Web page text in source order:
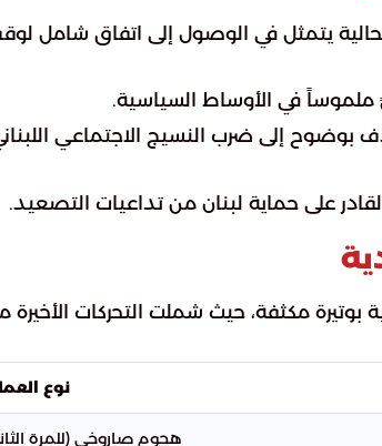
يتمثل في الوصول إلى اتفاق شامل
ملموساً في الأوساط السياسية.
بوضوح إلى ضرب النسيج الاجتماعي
على حماية لبنان من تداعيات التصعيد.
بوتيرة مكثفة، حيث شملت التحركات الأخيرة
نوع
هجوم صاروخي (للمرة